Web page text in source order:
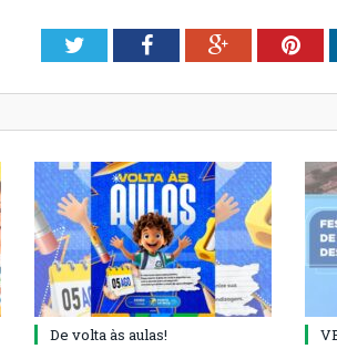
TwitterFacebookGoogle+
De volta às aulas!